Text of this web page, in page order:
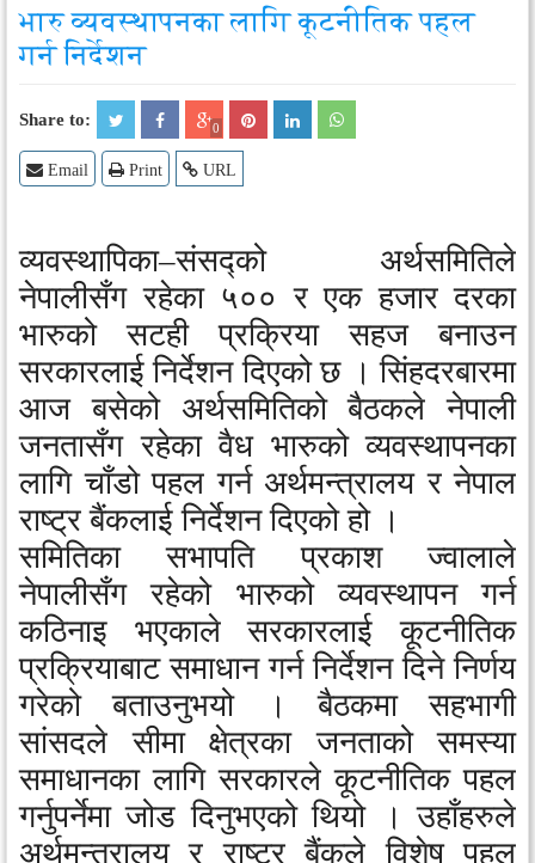
11 2017 03 2017
15 Jun
2017 03 Sep
2017
भारु व्यवस्थापनका लागि कूटनीतिक पहल
गर्न निर्देशन
Share to: 0
URL
Print
Email
व्यवस्थापिका–संसद्को अर्थसमितिले
नेपालीसँग रहेका ५०० र एक हजार दरका
भारुको सटही प्रक्रिया सहज बनाउन
सरकारलाई निर्देशन दिएको छ । सिंहदरबारमा
आज बसेको अर्थसमितिको बैठकले नेपाली
जनतासँग रहेका वैध भारुको व्यवस्थापनका
लागि चाँडो पहल गर्न अर्थमन्त्रालय र नेपाल
राष्ट्र बैंकलाई निर्देशन दिएको हो ।
समितिका सभापति प्रकाश ज्वालाले
नेपालीसँग रहेको भारुको व्यवस्थापन गर्न
कठिनाइ भएकाले सरकारलाई कूटनीतिक
प्रक्रियाबाट समाधान गर्न निर्देशन दिने निर्णय
गरेको बताउनुभयो । बैठकमा सहभागी
सांसदले सीमा क्षेत्रका जनताको समस्या
समाधानका लागि सरकारले कूटनीतिक पहल
गर्नुपर्नेमा जोड दिनुभएको थियो । उहाँहरुले
अर्थमन्त्रालय र राष्ट्र बैंकले विशेष पहल